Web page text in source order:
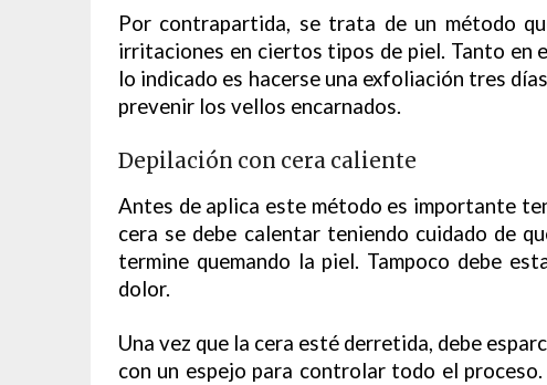
Por contrapartida, se trata de un método
irritaciones en ciertos tipos de piel. Tanto en
lo indicado es hacerse una exfoliación tres
prevenir los vellos encarnados.
Depilación con cera caliente
Antes de aplica este método es importante
cera se debe calentar teniendo cuidado de
termine quemando la piel. Tampoco debe
dolor.
Una vez que la cera esté derretida, debe
con un espejo para controlar todo el